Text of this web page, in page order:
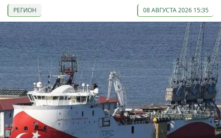
РЕГИОН 08 АВГУСТА 2026 15:35